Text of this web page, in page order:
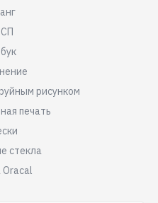
рисунком
печать
стекла
Oracal